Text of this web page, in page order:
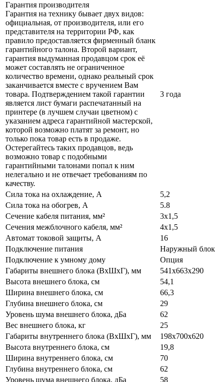
Гарантия производителя
Гарантия на технику бывает двух видов:
официальная, от производителя, или его
представителя на территории РФ, как
правило предоставляется фирменный бланк
гарантийного талона. Второй вариант,
гарантия выдуманная продавцом срок её
может составлять не ограниченное
количество времени, однако реальный срок
заканчивается вместе с вручением Вам
товара. Подтверждением такой гарантии
является лист бумаги распечатанный на
принтере (в лучшем случаи цветном) с
указанием адреса гарантийной мастерской,
которой возможно платят за ремонт, но
только пока товар есть в продаже.
Остерегайтесь таких продавцов, ведь
возможно товар с подобными
гарантийными талонами попал к ним
нелегально и не отвечает требованиям по
качеству.
3 года
Сила тока на охлаждение, А
5,2
Сила тока на обогрев, А
5.8
Сечение кабеля питания, мм²
3x1,5
Сечения межблочного кабеля, мм²
4x1,5
Автомат токовой защиты, A
16
Подключение питания
Наружный блок
Подключение к умному дому
Опция
Габариты внешнего блока (ВхШхГ), мм
541х663х290
Высота внешнего блока, см
54,1
Ширина внешнего блока, см
66,3
Глубина внешнего блока, см
29
Уровень шума внешнего блока, дБа
62
Вес внешнего блока, кг
25
Габариты внутреннего блока (ВхШхГ), мм
198х700х620
Высота внутреннего блока, см
19,8
Ширина внутреннего блока, см
70
Глубина внутреннего блока, см
62
Уровень шума внешнего блока, дБа
58